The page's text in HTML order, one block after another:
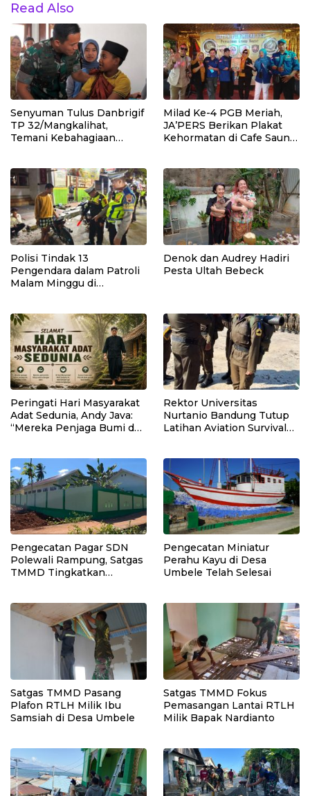
Read Also
Senyuman Tulus Danbrigif
TP 32/Mangkalihat,
Temani Kebahagiaan
Milad Ke-4 PGB Meriah,
JA’PERS Berikan Plakat
Kehormatan di Cafe Saung
Polisi Tindak 13
Pengendara dalam Patroli
Malam Minggu di
Denok dan Audrey Hadiri
Pesta Ultah Bebeck
Peringati Hari Masyarakat
Adat Sedunia, Andy Java:
“Mereka Penjaga Bumi dan
Rektor Universitas
Nurtanio Bandung Tutup
Latihan Aviation Survival
Pengecatan Pagar SDN
Polewali Rampung, Satgas
TMMD Tingkatkan
Pengecatan Miniatur
Perahu Kayu di Desa
Umbele Telah Selesai
Satgas TMMD Pasang
Plafon RTLH Milik Ibu
Samsiah di Desa Umbele
Satgas TMMD Fokus
Pemasangan Lantai RTLH
Milik Bapak Nardianto